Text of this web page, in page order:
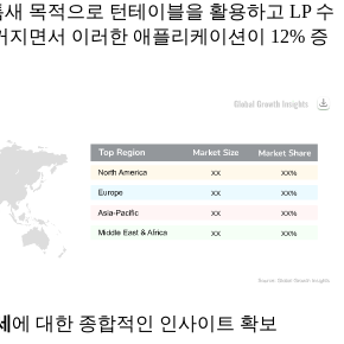
목적으로 턴테이블을 활용하고 LP 수
지면서 이러한 애플리케이션이 12% 증
XX%
XX
XX%
XX
XX%
XX
XX%
XX
에 대한 종합적인 인사이트 확보